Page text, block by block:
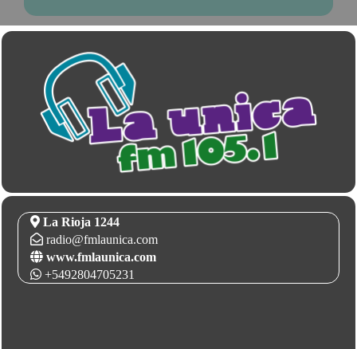
La Rioja 1244
radio@fmlaunica.com
www.fmlaunica.com
+5492804705231